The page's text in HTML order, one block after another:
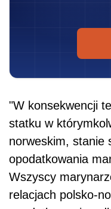
"W konsekwencji
statku w
norweskim, stanie
opodatkowania
Wszyscy
relacjach polsko-